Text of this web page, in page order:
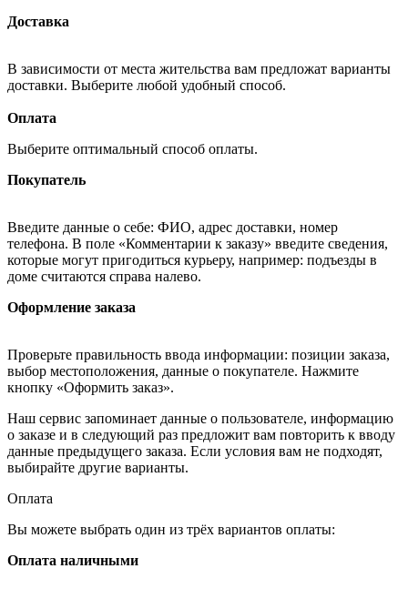
Доставка
В зависимости от места жительства вам предложат варианты
доставки. Выберите любой удобный способ.
Оплата
Выберите оптимальный способ оплаты.
Покупатель
Введите данные о себе: ФИО, адрес доставки, номер
телефона. В поле «Комментарии к заказу» введите сведения,
которые могут пригодиться курьеру, например: подъезды в
доме считаются справа налево.
Оформление заказа
Проверьте правильность ввода информации: позиции заказа,
выбор местоположения, данные о покупателе. Нажмите
кнопку «Оформить заказ».
Наш сервис запоминает данные о пользователе, информацию
о заказе и в следующий раз предложит вам повторить к вводу
данные предыдущего заказа. Если условия вам не подходят,
выбирайте другие варианты.
Оплата
Вы можете выбрать один из трёх вариантов оплаты:
Оплата наличными